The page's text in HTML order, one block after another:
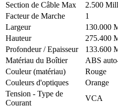
Section de Câble Max
2.500
Facteur de Marche
1
Largeur
130.000
Hauteur
275.400
Profondeur / Epaisseur
133.600
Matériau du Boîtier
ABS
Couleur (matériau)
Rouge
Couleurs d'optiques
Orange
Tension - Type de
Courant
VCA